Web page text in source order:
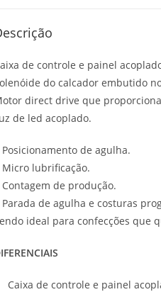
de controle e painel
do calcador embutido
direct drive que
de led acoplado.
de agulha.
lubrificação.
de produção.
de agulha e costuras
ideal para confecções que
Caixa de controle e painel